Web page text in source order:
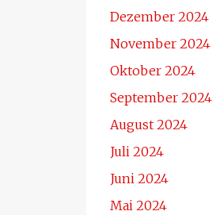
Dezember 2024
November 2024
Oktober 2024
September 2024
August 2024
Juli 2024
Juni 2024
Mai 2024